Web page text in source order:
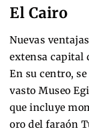
El Cairo
Nuevas
extensa capital
En su centro,
vasto Museo
que incluye
oro del faraón